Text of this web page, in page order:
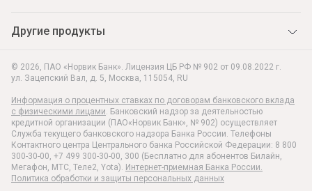
© 2026, ПАО «Норвик Банк». Лицензия ЦБ РФ № 902 от 09.08.2022 г.
ул. Зацепский Вал, д. 5, Москва, 115054, RU
Информация о процентных ставках по договорам банковского вклада
с физическими лицами. Банковский надзор за деятельностью
кредитной организации (ПАО«Норвик Банк», № 902) осуществляет
Служба текущего банковского надзора Банка России. Телефоны
Контактного центра Центрального банка Российской Федерации: 8 800
300-30-00, +7 499 300-30-00, 300 (Бесплатно для абонентов Билайн,
Мегафон, МТС, Теле2, Yota). Интернет-приемная Банка России.
Политика обработки и защиты персональных данных
Другие продукты